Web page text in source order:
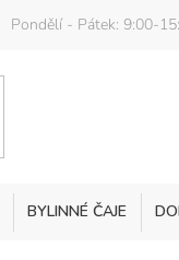
Pondělí - Pátek: 9:00-
BYLINNÉ ČAJE